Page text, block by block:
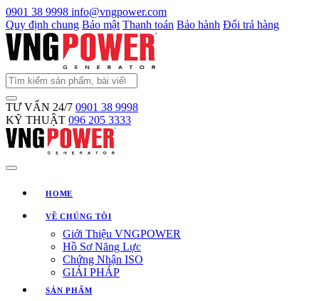
0901 38 9998 info@vngpower.com
Quy định chung Bảo mật Thanh toán Bảo hành Đổi trả hàng
TƯ VẤN 24/7 0901 38 9998
KỸ THUẬT 096 205 3333
HOME
VỀ CHÚNG TÔI
Giới Thiệu VNGPOWER
Hồ Sơ Năng Lực
Chứng Nhận ISO
GIẢI PHÁP
SẢN PHẨM